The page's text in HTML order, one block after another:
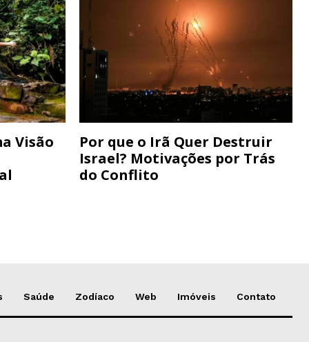
Visão
Por que o Irã Quer Destruir
Israel? Motivações por Trás
do Conflito
Saúde Zodíaco Web Imóveis Contato